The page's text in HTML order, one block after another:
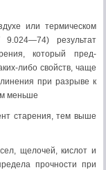
или термиче­ском
резуль­тат
который пред­
либо свойств, чаще
при раз­рыве к
меньше
старения, тем выше
щелочей, кислот и
прочно­сти при